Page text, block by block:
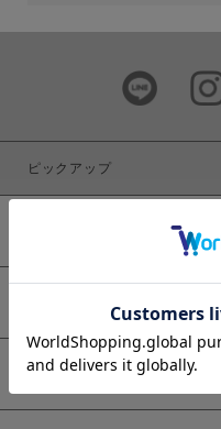
ブランド
ピックアップ
予約商品